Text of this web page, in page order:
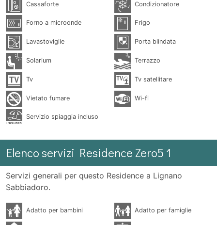
Cassaforte Condizionatore
Forno a microonde Frigo
Lavastoviglie Porta blindata
Solarium Terrazzo
Tv Tv satellitare
Vietato fumare Wi-fi
Servizio spiaggia incluso
Elenco servizi Residence Zero5 1
Servizi generali per questo Residence a Lignano
Sabbiadoro.
Adatto per bambini Adatto per famiglie